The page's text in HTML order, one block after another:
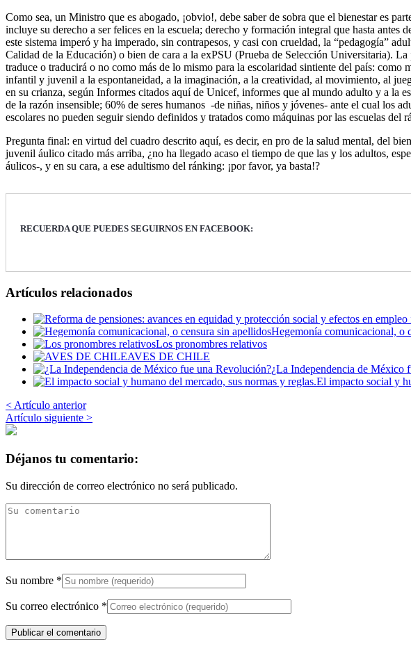
Como sea, un Ministro que es abogado, ¡obvio!, debe saber de sobra que el bienestar es
incluye su derecho a ser felices en la escuela; derecho y formación integral que hasta
este sistema imperó y ha imperado, sin contrapesos, y casi con crueldad, la “pedagogía”
Calidad de la Educación) o bien de cara a la exPSU (Prueba de Selección Universitaria).
traduce o traducirá o no como más de lo mismo para la escolaridad sintiente del país:
infantil y juvenil a la espontaneidad, a la imaginación, a la creatividad, al movimiento, al
en su crianza, según Informes citados aquí de Unicef, informes que al mundo adulto y a la
de la razón insensible; 60% de seres humanos -de niñas, niños y jóvenes- ante el cual los
escolares no pueden seguir siendo definidos y tratados como máquinas por las escuelas del
Pregunta final: en virtud del cuadro descrito aquí, es decir, en pro de la salud mental, del
juvenil áulico citado más arriba, ¿no ha llegado acaso el tiempo de que las y los adultos,
áulicos-, y en su cara, a ese adultismo del ránking: ¡por favor, ya basta!?
RECUERDA QUE PUEDES SEGUIRNOS EN FACEBOOK:
Artículos relacionados
Hegemonía comunicacional, o
Los pronombres relativos
AVES DE CHILE
¿La Independencia de México
El impacto social y
< Artículo anterior
Artículo siguiente >
Déjanos tu comentario:
Su dirección de correo electrónico no será publicado.
Su nombre *
Su correo electrónico *